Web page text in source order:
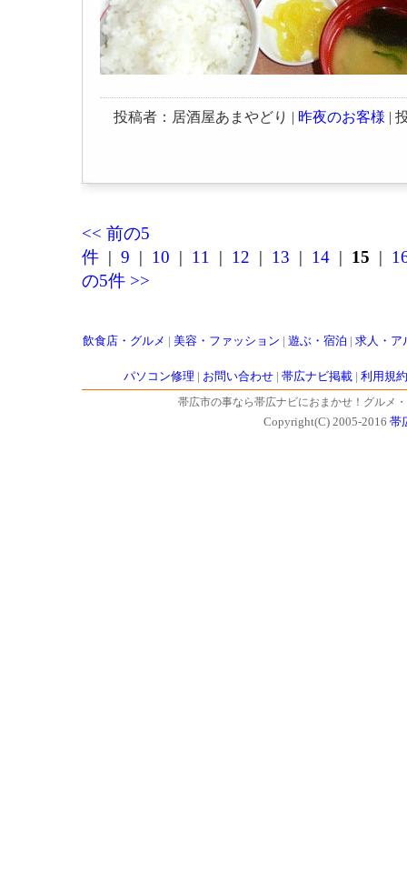
投稿者：居酒屋あまやどり | 昨夜のお客様 |
<< 前の5
件 | 9 | 10 | 11 | 12 | 13 | 14 | 15 |
の5件 >>
飲食店・グルメ 美容・ファッション 遊ぶ・宿泊 求人・ア
パソコン修理 お問い合わせ| 帯広ナビ掲載| 利用規約
帯広市の事なら帯広ナビにおまかせ！グルメ
Copyright(C) 2005-2016 帯